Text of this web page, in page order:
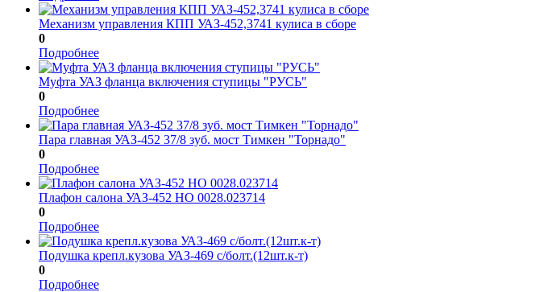
Механизм управления КПП УАЗ-452,3741 кулиса в сборе
0
Подробнее
Муфта УАЗ фланца включения ступицы "РУСЬ"
0
Подробнее
Пара главная УАЗ-452 37/8 зуб. мост Тимкен "Торнадо"
0
Подробнее
Плафон салона УАЗ-452 НО 0028.023714
0
Подробнее
Подушка крепл.кузова УАЗ-469 с/болт.(12шт.к-т)
0
Подробнее